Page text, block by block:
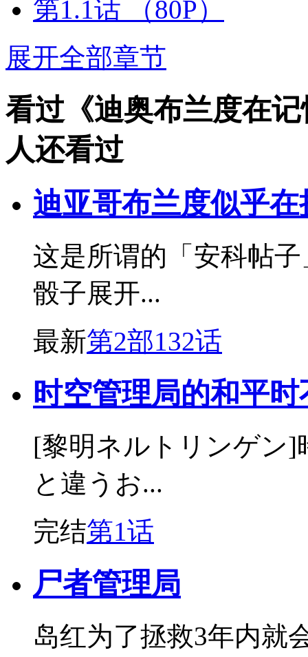
第1.1话
（80P）
展开全部章节
看过《迪奥布兰度在
人还看过
迪亚哥布兰度似乎
这是所谓的「安科帖
骰子展开...
最新第2部132话
时空管理局的和平
[黎明ネルトリンゲン]
と違うお...
完结第1话
尸者管理局
岛红为了拯救3年内就